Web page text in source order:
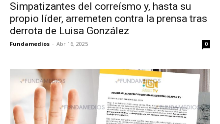
Simpatizantes del correísmo y, hasta su
propio líder, arremeten contra la prensa tras
derrota de Luisa González
Fundamedios - Abr 16, 2025 0